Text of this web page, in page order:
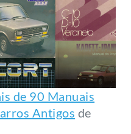
de 90 Manuais
Antigos de